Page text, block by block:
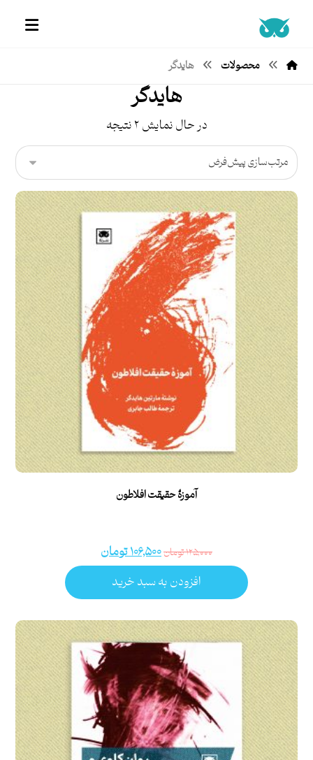
محصولات هایدگر
هایدگر
در حال نمایش ۲ نتیجه
آموزۀ حقیقت افلاطون
۱۲۵,۰۰۰تومان۱۰۶,۵۰۰تومان
افزودن به سبد خرید